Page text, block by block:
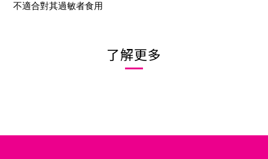
不適合對其過敏者食用
了解更多